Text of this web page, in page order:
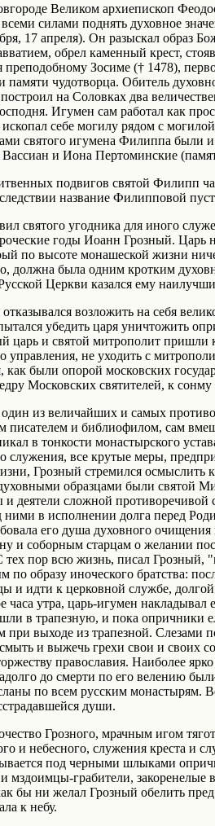
Великом архиепископ
всеми силами поднять духовное
17 апреля). Он разыскал образ
обрел каменный крест,
Зосиме († 1478),
памяти чудотворца. Обитель
на Соловках два
Игумен сам работал как
себе могилу рядом с
святого игумена Филиппа были
и Иона Пертоминские
подвигов святой Филипп
название Филипповой
святого угодника для иного
годы Иоанн Грозный. Царь
по высоте монашеской жизни
должна была одним кротким
Церкви казался ему
возложить на себя
убедить царя уничтожить
царь и святой митрополит
управления, не уходить с
как были опорой московских
Московских святителей, к сонму
из величайших и самых
писателем и библиофилом, сам
в тонкости монастырского
служения, все крутые меры,
Грозный стремился осмыслить
образцами были святой
и деятели сложной
ними в исполнении долга перед
его душа духовного
и соборным старцам о желании
тех пор всю жизнь, писал
по образу иноческого братства:
и идти к церковной службе,
часа утра, царь-игумен
в трапезную, и пока опричники
при выходе из трапезной. Слезами
и выжечь грехи свои и своих
православия. Наиболее
до смерти по его велению
по всем русским монастырям.
души.
Грозного, мрачным игом
и небесного, служения креста и
под черными шлыками
мздоимцы-грабители,
бы ни желал Грозный обелить
к небу.